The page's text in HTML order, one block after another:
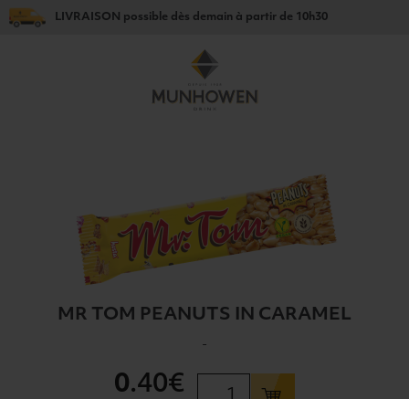
LIVRAISON possible dès demain à partir de 10h30
MR TOM PEANUTS IN CARAMEL
-
0.40€